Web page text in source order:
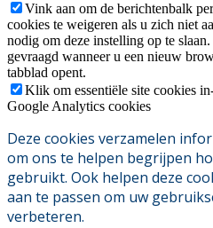
Vink aan om de berichtenbalk
cookies te weigeren als u zich niet
nodig om deze instelling op te
gevraagd wanneer u een nieuw
tabblad opent.
Klik om essentiële site cookies
Google Analytics cookies
Deze cookies verzamelen
om ons te helpen begrijpen
gebruikt. Ook helpen deze
aan te passen om uw
verbeteren.